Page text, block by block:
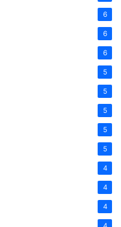
6
6
6
5
5
5
5
5
4
4
4